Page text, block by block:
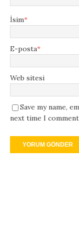
İsim*
E-posta*
Web sitesi
Save my name,
next time I